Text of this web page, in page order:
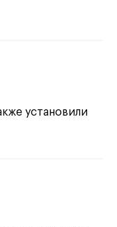
установили